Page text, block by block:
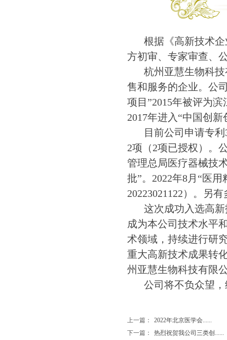
根据《高新技术
方初审、专家审查、
杭州亚慧生物科
售和服务的企业。公
项目 ”2015年被评为滨
2017年进入 “中国创新
目前公司申请专利
2项（2项已授权）。
管理总局医疗器械技
批”。 2022年8月 “医用
20223021122）。另
这次成功入选高
成为本公司技术水平
术领域，持续进行研
重大高新技术成果转
州亚慧生物科技有限
公司将不负众望
上一篇：
2022年北京医学会......
下一篇：
热烈祝贺我公司三类创......